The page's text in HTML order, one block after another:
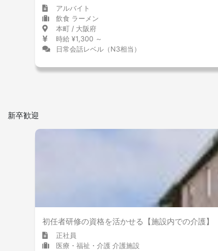
アルバイト
飲食 ラーメン
本町 / 大阪府
時給 ¥1,300 ～
日常会話レベル（N3相当）
新卒歓迎
初任者研修の資格を活かせる【施設内での介護】
正社員
医療・福祉・介護 介護施設